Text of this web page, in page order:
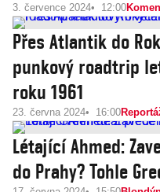
3. července 2024 12:00
Přes Atlantik do
punkový roadtrip
roku 1961
23. června 2024 16:00
Létající Ahmed:
do Prahy? Tohle